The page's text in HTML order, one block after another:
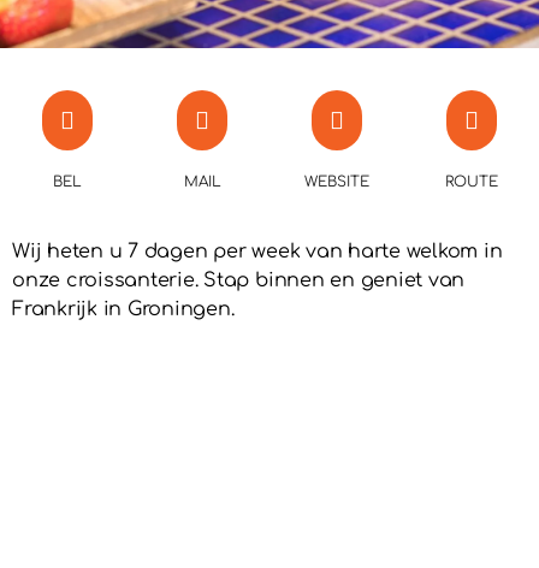
BEL MAIL WEBSITE ROUTE
Wij heten u 7 dagen per week van harte welkom in
onze croissanterie. Stap binnen en geniet van
Frankrijk in Groningen.